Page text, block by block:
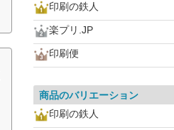
印刷の鉄人
楽プリ.JP
印刷便
商品のバリエーション
印刷の鉄人